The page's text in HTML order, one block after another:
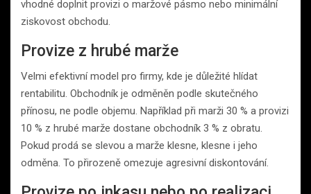
vhodné doplnit provizi o maržové pásmo nebo minimální
ziskovost obchodu.
Provize z hrubé marže
Velmi efektivní model pro firmy, kde je důležité hlídat
rentabilitu. Obchodník je odměněn podle skutečného
přínosu, ne podle objemu. Například při marži 30 % a provizi
10 % z hrubé marže dostane obchodník 3 % z obratu.
Pokud prodá se slevou a marže klesne, klesne i jeho
odměna. To přirozeně omezuje agresivní diskontování.